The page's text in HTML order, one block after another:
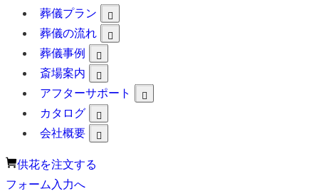
葬儀プラン
葬儀の流れ
葬儀事例
斎場案内
アフターサポート
カタログ
会社概要
供花を注文する
フォーム入力へ